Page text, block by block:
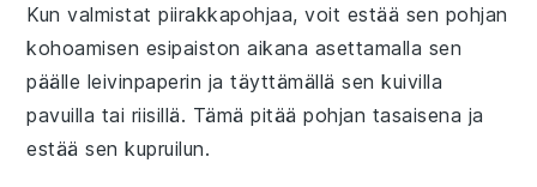
Kun valmistatpiirakkapohjaa, voit estää sen pohjan
kohoamisen esipaiston aikana asettamalla sen
päälle leivinpaperin ja täyttämällä senkuivilla
pavuilla tai riisillä. Tämä pitää pohjan tasaisena ja
estää sen kupruilun.